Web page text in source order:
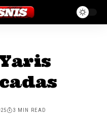
3 MIN READ